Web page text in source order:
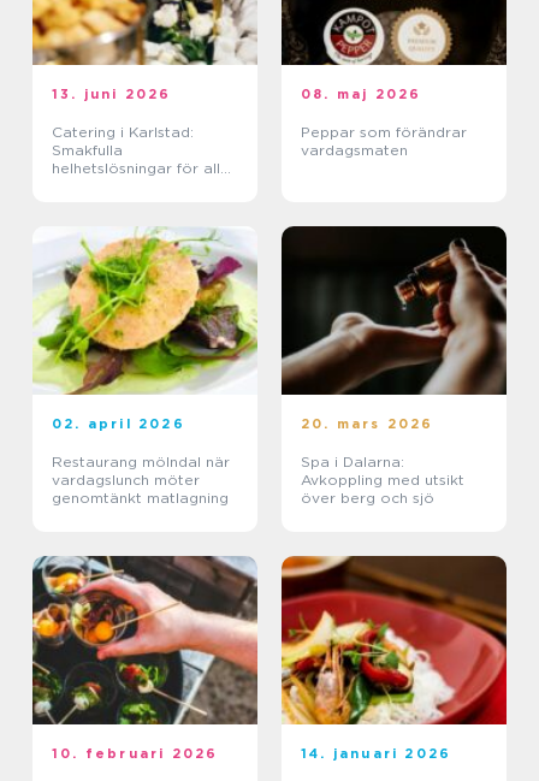
13. juni 2026
Catering i Karlstad:
Smakfulla
helhetslösningar för alla
08. maj 2026
Peppar som förändrar
vardagsmaten
02. april 2026
Restaurang mölndal när
vardagslunch möter
genomtänkt matlagning
20. mars 2026
Spa i Dalarna:
Avkoppling med utsikt
över berg och sjö
10. februari 2026 14. januari 2026